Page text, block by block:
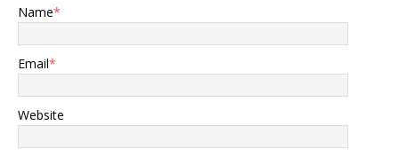
Name*
Email*
Website